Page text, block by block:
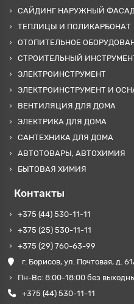
САЙДИНГ НАРУЖНЫЙ
ТЕПЛИЦЫ И ПОЛИКАРБОНАТ
ОТОПИТЕЛЬНОЕ
СТРОИТЕЛЬНЫЙ
ЭЛЕКТРОИНСТРУМЕНТ
ЭЛЕКТРОИНСТРУМЕНТ И
ВЕНТИЛЯЦИЯ ДЛЯ ДОМА
ЭЛЕКТРИКА ДЛЯ ДОМА
САНТЕХНИКА ДЛЯ ДОМА
АВТОТОВАРЫ, АВТОХИМИЯ
БЫТОВАЯ ХИМИЯ
Контакты
+375 (44) 530-11-11
+375 (25) 530-11-11
+375 (29) 760-63-99
г. Борисов, ул. Почтовая, д.
Пн-Вс: 8:00-18:00 без
+375 (44) 530-11-11